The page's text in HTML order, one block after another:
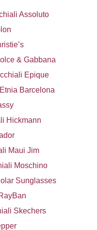
Assoluto
& Gabbana
Epique
Barcelona
Hickmann
Maui Jim
Moschino
Sunglasses
Skechers